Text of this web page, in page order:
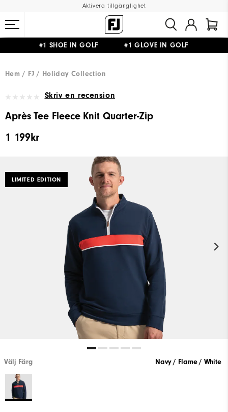
Aktivera tillgänglighet
#1 SHOE IN GOLF #1 GLOVE IN GOLF
Hem
FJ Holiday Collection
Skriv en recension
Après Tee Fleece Knit Quarter-Zip
1 199kr
LIMITED EDITION
Välj Färg Navy / Flame / White